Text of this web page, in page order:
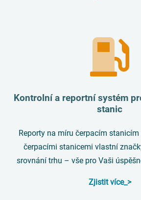
Kontrolní a reportní systém
stanic
Reporty na míru čerpacím
čerpacími stanicemi vlastní
srovnání trhu – vše pro Vaši
Zjistit více_>